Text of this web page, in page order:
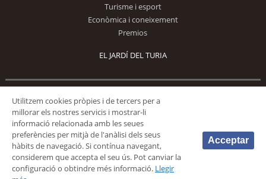
Turisme i esport
Econòmica i coneixement
Premios
EL JARDÍ DEL TURIA
© 2026 Fundación Deportiva Municipal Valencia |AVÍS LEGAL
Utilitzem cookies pròpies i de tercers per a
millorar els nostres servicis i mostrar-li
informació relacionada amb les seues
preferències per mitjà de l'anàlisi dels seus
hàbits de navegació. Si contínua navegant,
considerem que accepta el seu ús. Pot canviar la
configuració o obtindre més informació. Llegir
Acceptar